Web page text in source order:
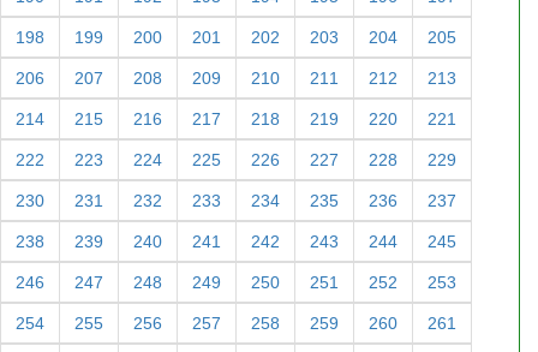
198 199 200 201 202 203 204 205
206 207 208 209 210 211 212 213
214 215 216 217 218 219 220 221
222 223 224 225 226 227 228 229
230 231 232 233 234 235 236 237
238 239 240 241 242 243 244 245
246 247 248 249 250 251 252 253
254 255 256 257 258 259 260 261